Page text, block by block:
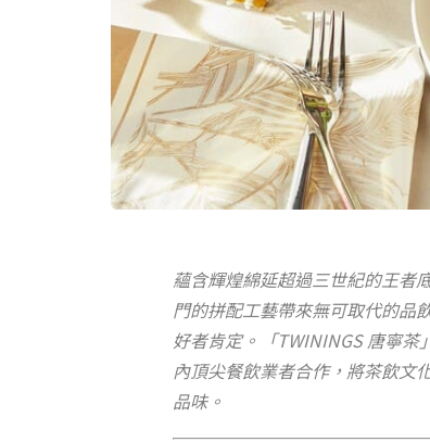
蘊含輝煌綿延超過三世紀的王者
門的拼配工藝帶來無可取代的品
好者肯定。「TWININGS 唐寧
內頂尖餐飲業者合作，將茶飲文
品味。